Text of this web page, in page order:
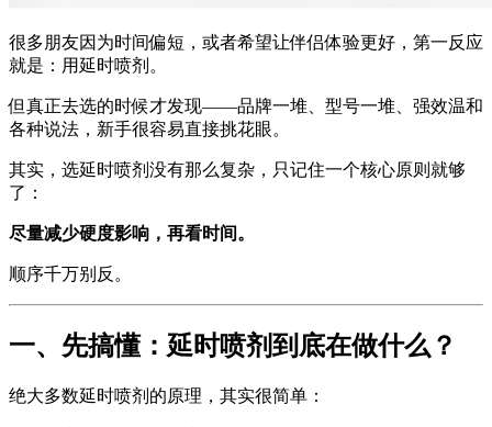
很多朋友因为时间偏短，或者希望让伴侣体验更好，第一反应
就是：用延时喷剂。
但真正去选的时候才发现——品牌一堆、型号一堆、强效温和
各种说法，新手很容易直接挑花眼。
其实，选延时喷剂没有那么复杂，只记住一个核心原则就够
了：
尽量减少硬度影响，再看时间。
顺序千万别反。
一、先搞懂：延时喷剂到底在做什么？
绝大多数延时喷剂的原理，其实很简单：